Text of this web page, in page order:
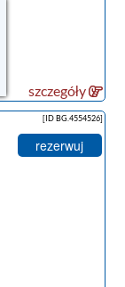
szczegóły
[ID BG.4554526]
rezerwuj